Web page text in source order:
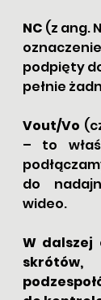
NC (z ang.
podpięty
pełnie
Vout/Vo
– to
do
wideo.
W dalszej